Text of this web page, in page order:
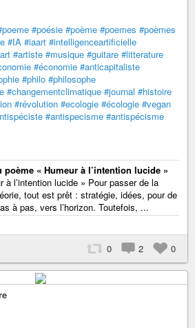
#poésie #poème #poemes #poèmes
#IA #iaart #intelligenceartificielle
#artiste #musique #guitare #litterature
#économie #anticapitaliste
#philo #philosophe
#changementclimatique #journal #histoire
#révolution #ecologie #écologie #vegan
#antispecisme #antispécisme
« Humeur à l’intention lucide »
à l’intention lucide » Pour passer de la
tout est prêt : stratégie, idées, pour de
à pas, vers l’horizon. Toutefois, ...
0 2 0